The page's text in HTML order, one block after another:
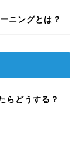
ニングとは？
らどうする？